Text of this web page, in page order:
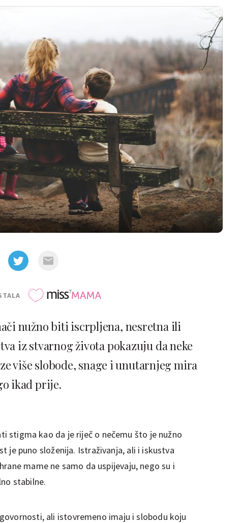
nužno biti iscrpljena, nesretna ili
iz stvarnog života pokazuju da neke
više slobode, snage i unutarnjeg mira
ikad prije.
stigma kao da je riječ o nečemu što je nužno
je puno složenija. Istraživanja, ali i iskustva
mame ne samo da uspijevaju, nego su i
stabilne.
ali istovremeno imaju i slobodu koju